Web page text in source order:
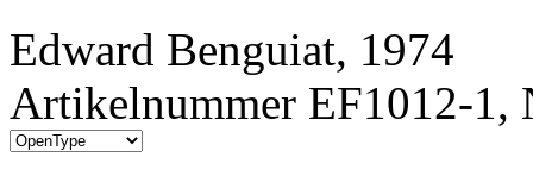
Edward Benguiat, 1974
Artikelnummer EF1012-1,